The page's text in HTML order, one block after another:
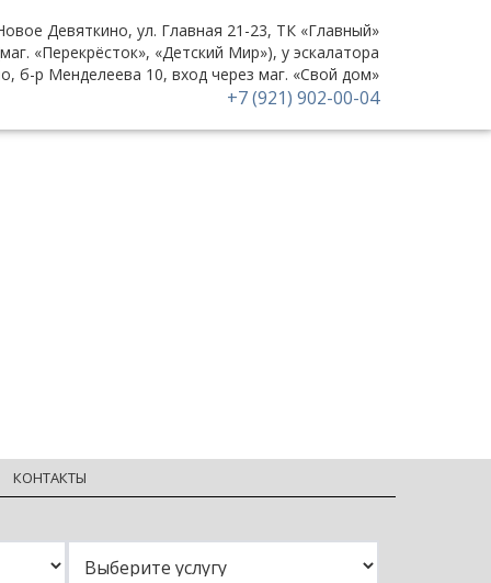
Девяткино, ул. Главная 21-23, ТК «Главный»
«Перекрёсток», «Детский Мир»), у эскалатора
б-р Менделеева 10, вход через маг. «Свой дом»
+7 (921) 902-00-04
КОНТАКТЫ